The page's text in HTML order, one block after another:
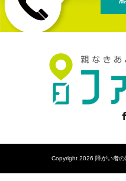
Copyright 2026 障がい者の